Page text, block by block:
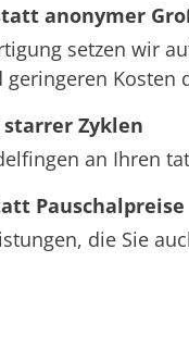
anonymer
setzen wir
Kosten
Zyklen
an Ihren
Pauschalpreise
die Sie